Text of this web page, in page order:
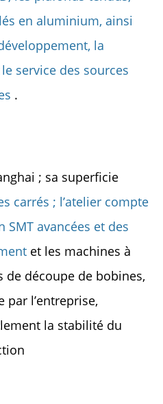
en aluminium, ainsi
la
service des sources
.
; sa superficie
carrés ; l’atelier compte
avancées et des
et les machines à
de découpe de bobines,
par l’entreprise,
la stabilité du